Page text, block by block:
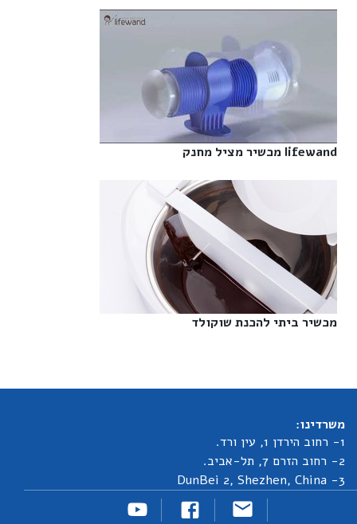
lifewand מכשיר מציל מחנק‎
מכשיר ביתי להכנת שוקולד‎
משרדינו:
1- רחוב הירדן 1, עין ורד.
2- רחוב הזרם 7, תל-אביב.
3- DunBei 2, Shezhen, China